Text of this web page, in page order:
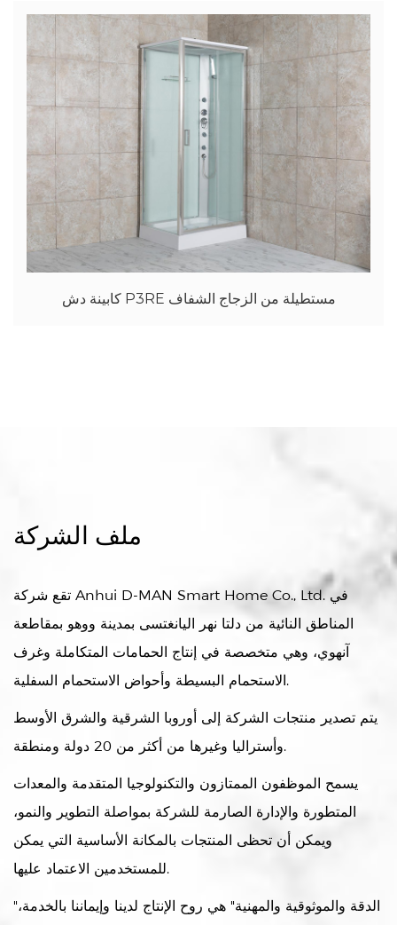
كابينة دش P3RE مستطيلة من الزجاج الشفاف
ملف الشركة
تقع شركة Anhui D-MAN Smart Home Co., Ltd. في
المناطق النائية من دلتا نهر اليانغتسى بمدينة ووهو بمقاطعة
آنهوي، وهي متخصصة في إنتاج الحمامات المتكاملة وغرف
الاستحمام البسيطة وأحواض الاستحمام السفلية.
يتم تصدير منتجات الشركة إلى أوروبا الشرقية والشرق الأوسط
وأستراليا وغيرها من أكثر من 20 دولة ومنطقة.
يسمح الموظفون الممتازون والتكنولوجيا المتقدمة والمعدات
المتطورة والإدارة الصارمة للشركة بمواصلة التطوير والنمو،
ويمكن أن تحظى المنتجات بالمكانة الأساسية التي يمكن
للمستخدمين الاعتماد عليها.
"الدقة والموثوقية والمهنية" هي روح الإنتاج لدينا وإيماننا بالخدمة،